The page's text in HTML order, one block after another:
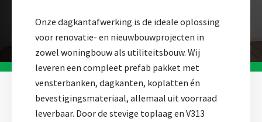
Onze dagkantafwerking is de ideale oplossing
voor renovatie- en nieuwbouwprojecten in
zowel woningbouw als utiliteitsbouw. Wij
leveren een compleet prefab pakket met
vensterbanken, dagkanten, koplatten én
bevestigingsmateriaal, allemaal uit voorraad
leverbaar. Door de stevige toplaag en V313